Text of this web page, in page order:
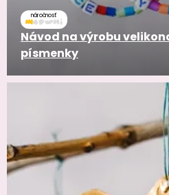
náročnosť
Návod na výrobu
písmenky